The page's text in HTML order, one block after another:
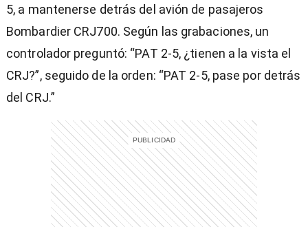
5, a mantenerse detrás del avión de pasajeros
Bombardier CRJ700. Según las grabaciones, un
controlador preguntó: “PAT 2-5, ¿tienen a la vista el
CRJ?”, seguido de la orden: “PAT 2-5, pase por detrás
del CRJ.”